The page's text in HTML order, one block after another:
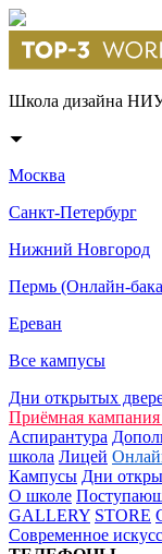
Школа дизайна
Москва
Санкт-Петербург
Нижний Новгород
Пермь (Онлайн-
Ереван
Все кампусы
Дни открытых
Приёмная
Аспирантура
школа Лицей
Кампусы Дни
О школе
GALLERY STORE
Современное